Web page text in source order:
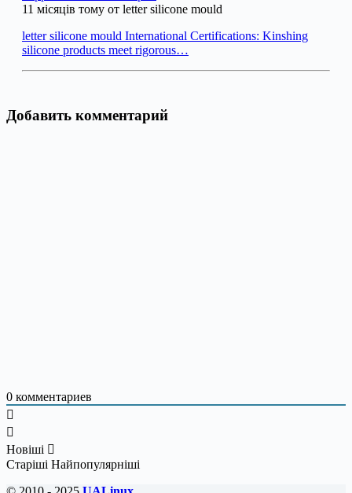
11 місяців тому от letter silicone mould
letter silicone mould International Certifications: Kinshing
silicone products meet rigorous…
Добавить комментарий
0 комментариев
Новіші
Старіші Найпопулярніші